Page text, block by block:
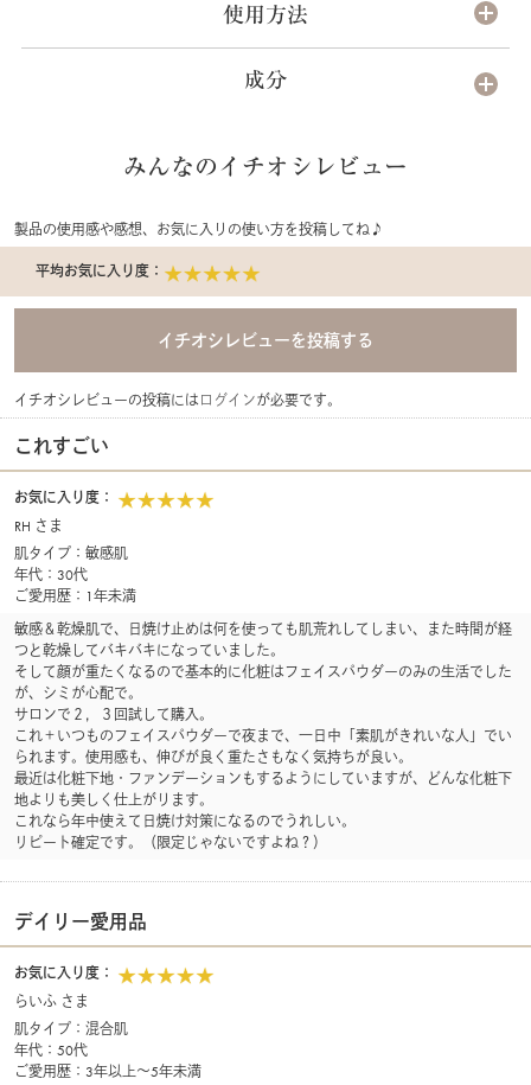
使用方法
成分
みんなのイチオシレビュー
製品の使用感や感想、お気に入りの使い方を投稿してね♪
平均お気に入り度：
イチオシレビューの投稿にはログインが必要です。
これすごい
お気に入り度：
RH さま
肌タイプ：敏感肌
年代：30代
ご愛用歴：1年未満
敏感＆乾燥肌で、日焼け止めは何を使っても肌荒れしてしまい、また時間が経
つと乾燥してバキバキになっていました。
そして顔が重たくなるので基本的に化粧はフェイスパウダーのみの生活でした
が、シミが心配で。
サロンで２，３回試して購入。
これ＋いつものフェイスパウダーで夜まで、一日中「素肌がきれいな人」でい
られます。使用感も、伸びが良く重たさもなく気持ちが良い。
最近は化粧下地・ファンデーションもするようにしていますが、どんな化粧下
地よりも美しく仕上がります。
これなら年中使えて日焼け対策になるのでうれしい。
リピート確定です。（限定じゃないですよね？）
デイリー愛用品
お気に入り度：
らいふ さま
肌タイプ：混合肌
年代：50代
ご愛用歴：3年以上～5年未満